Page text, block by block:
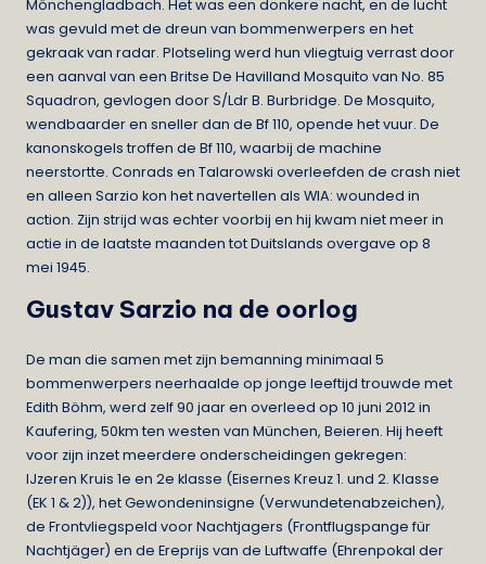
Mönchengladbach. Het was een donkere nacht, en de lucht
was gevuld met de dreun van bommenwerpers en het
gekraak van radar. Plotseling werd hun vliegtuig verrast door
een aanval van een Britse De Havilland Mosquito van No. 85
Squadron, gevlogen door S/Ldr B. Burbridge. De Mosquito,
wendbaarder en sneller dan de Bf 110, opende het vuur. De
kanonskogels troffen de Bf 110, waarbij de machine
neerstortte. Conrads en Talarowski overleefden de crash niet
en alleen Sarzio kon het navertellen als WIA: wounded in
action. Zijn strijd was echter voorbij en hij kwam niet meer in
actie in de laatste maanden tot Duitslands overgave op 8
mei 1945.
Gustav Sarzio na de oorlog
De man die samen met zijn bemanning minimaal 5
bommenwerpers neerhaalde op jonge leeftijd trouwde met
Edith Böhm, werd zelf 90 jaar en overleed op 10 juni 2012 in
Kaufering, 50km ten westen van München, Beieren. Hij heeft
voor zijn inzet meerdere onderscheidingen gekregen:
IJzeren Kruis 1e en 2e klasse (Eisernes Kreuz 1. und 2. Klasse
(EK 1 & 2)), het Gewondeninsigne (Verwundetenabzeichen),
de Frontvliegspeld voor Nachtjagers (Frontflugspange für
Nachtjäger) en de Ereprijs van de Luftwaffe (Ehrenpokal der